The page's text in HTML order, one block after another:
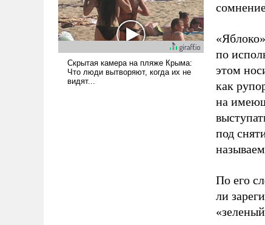
нужно отвечать.
по
этом
как
на
под
По его
ли